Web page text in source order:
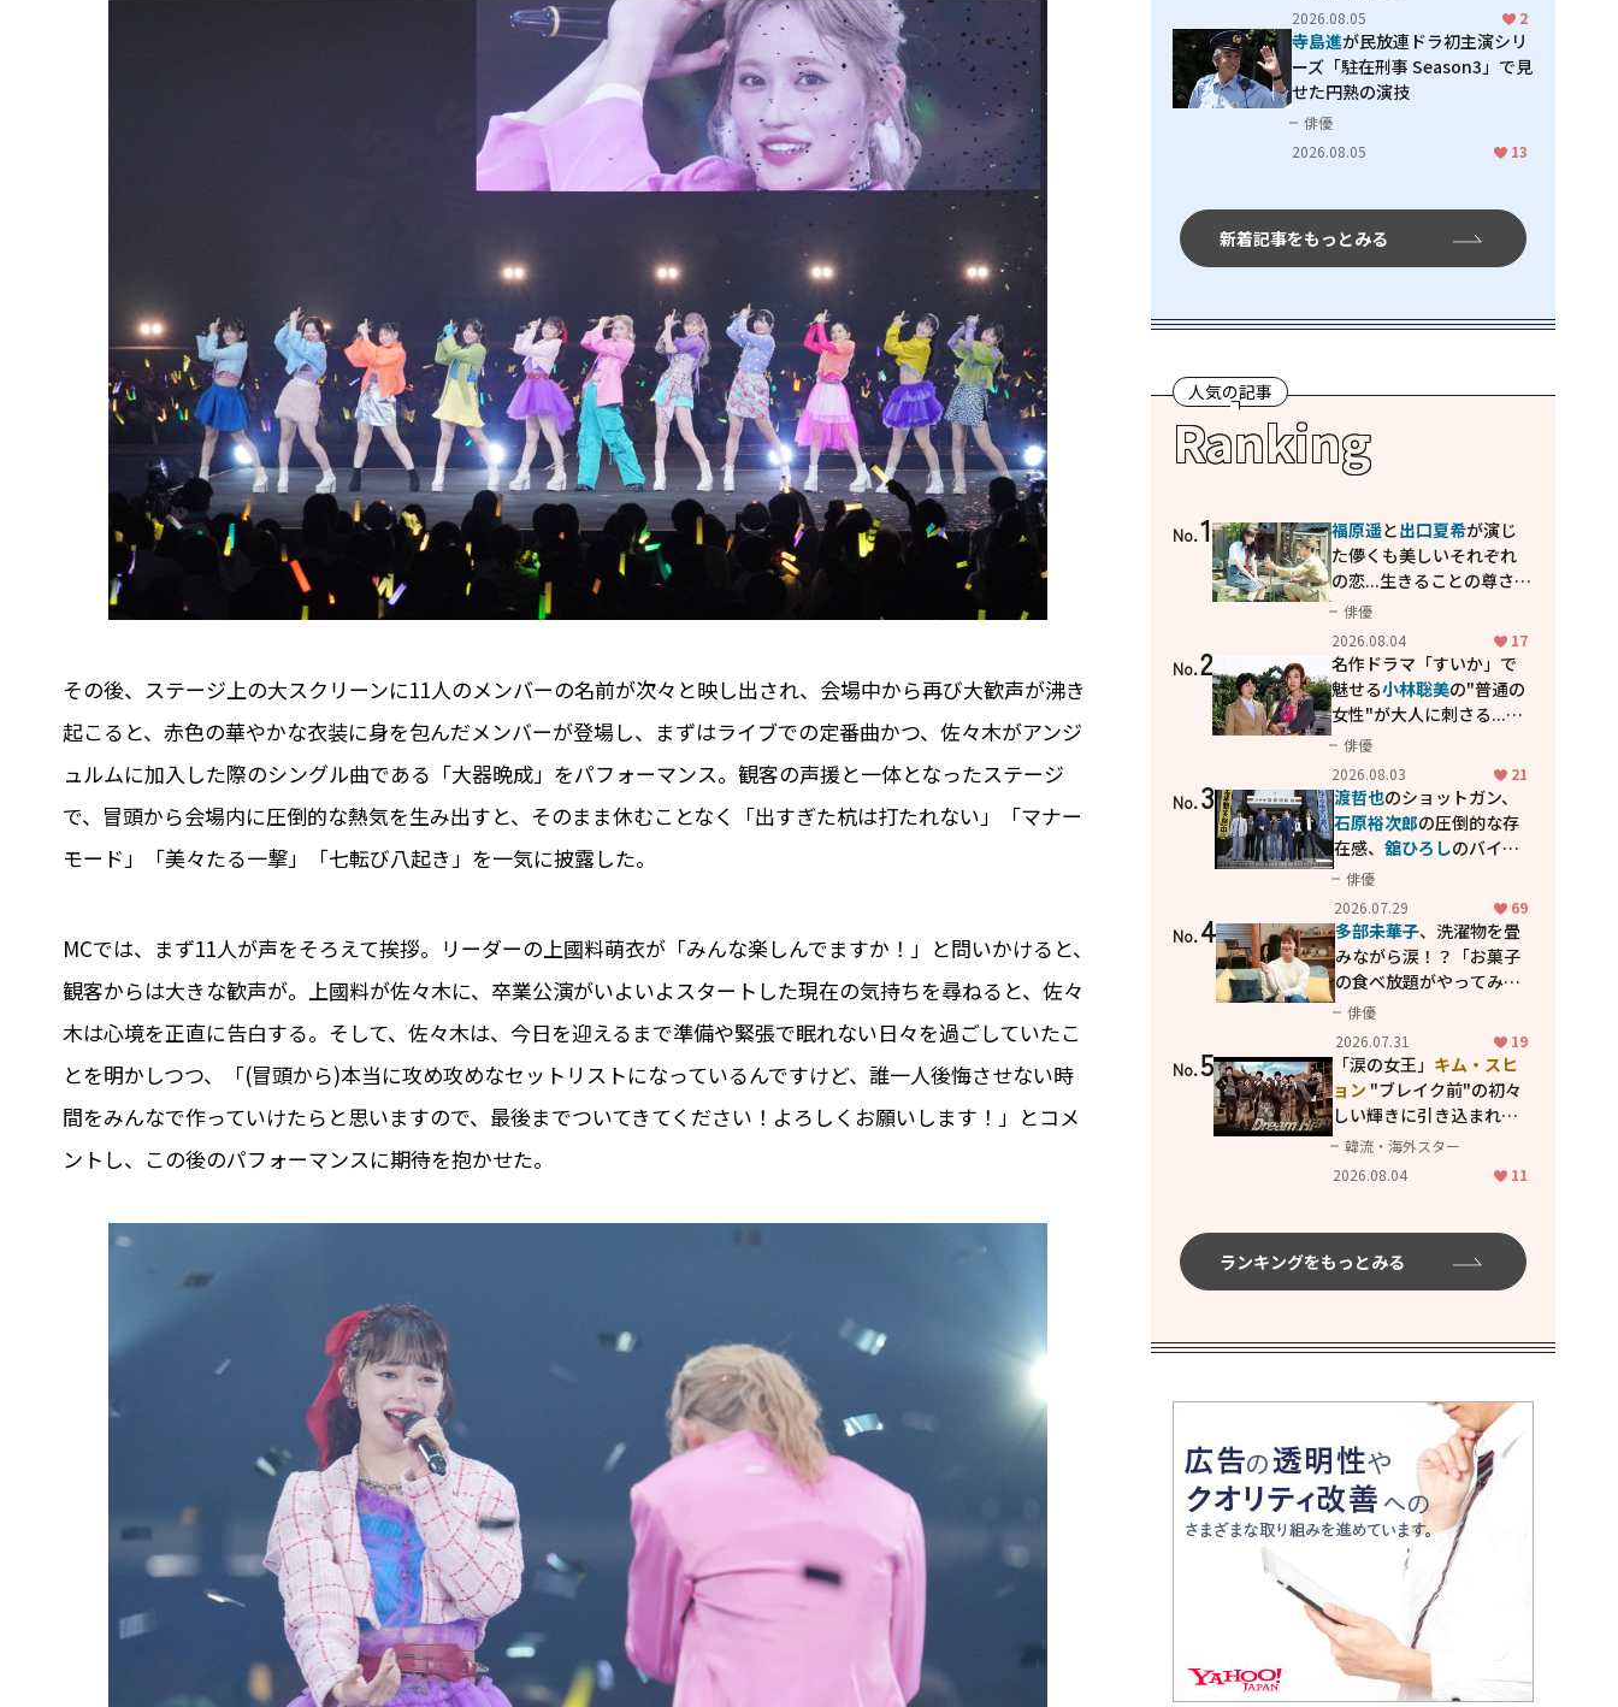
その後、ステージ上の大スクリーンに11人のメンバーの名前が次々と映し出され、会場中から再び大歓声が沸き
起こると、赤色の華やかな衣装に身を包んだメンバーが登場し、まずはライブでの定番曲かつ、佐々木がアンジ
ュルムに加入した際のシングル曲である「大器晩成」をパフォーマンス。観客の声援と一体となったステージ
で、冒頭から会場内に圧倒的な熱気を生み出すと、そのまま休むことなく「出すぎた杭は打たれない」「マナー
モード」「美々たる一撃」「七転び八起き」を一気に披露した。
MCでは、まず11人が声をそろえて挨拶。リーダーの上國料萌衣が「みんな楽しんでますか！」と問いかけると、
観客からは大きな歓声が。上國料が佐々木に、卒業公演がいよいよスタートした現在の気持ちを尋ねると、佐々
木は心境を正直に告白する。そして、佐々木は、今日を迎えるまで準備や緊張で眠れない日々を過ごしていたこ
とを明かしつつ、「(冒頭から)本当に攻め攻めなセットリストになっているんですけど、誰一人後悔させない時
間をみんなで作っていけたらと思いますので、最後までついてきてください！よろしくお願いします！」とコメ
ントし、この後のパフォーマンスに期待を抱かせた。
2026.08.05
2
寺島進が民放連ドラ初主演シリ
ーズ「駐在刑事 Season3」で見
せた円熟の演技
俳優
2026.08.05
13
新着記事をもっとみる
人気の記事
Ranking
No.1 福原遥と出口夏希が演じ
た儚くも美しいそれぞれ
の恋...生きることの尊さを
教えてくれた映画「あの
花が咲く丘で、君とまた出
会えたら。」
俳優
2026.08.04
17
No.2
名作ドラマ「すいか」で
魅せる小林聡美の"普通の
女性"が大人に刺さる...映
画「かもめ食堂」にも通
じる静かな芝居
俳優
2026.08.03
21
No.3 渡哲也のショットガン、
石原裕次郎の圧倒的な存
在感、舘ひろしのバイク
アクション！"大門軍
団"のカッコよさが詰まっ
た「西部警察 PART-II」
俳優
2026.07.29
69
No.4 多部未華子、洗濯物を畳
みながら涙！？「お菓子
の食べ放題がやってみた
い」ハンディファン4台の
暑さ対策も明かす
俳優
2026.07.31
19
No.5 「涙の女王」 キム・スヒ
ョン "ブレイク前"の初々
しい輝きに引き込まれ
る...2PM テギョン
共演の青春名作「ドリー
韓流・海外スター
2026.08.04
11
ランキングをもっとみる